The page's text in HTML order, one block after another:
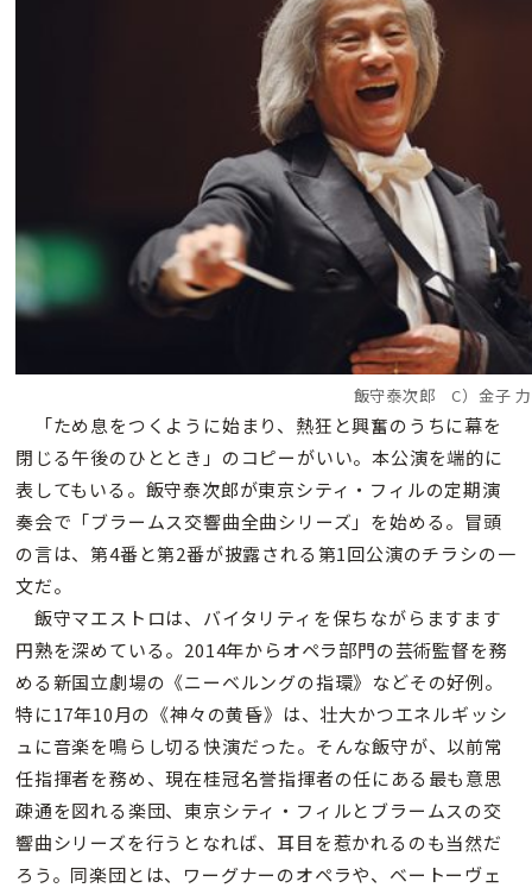
飯守泰次郎 C）金子 力
「ため息をつくように始まり、熱狂と興奮のうちに幕を
閉じる午後のひととき」のコピーがいい。本公演を端的に
表してもいる。飯守泰次郎が東京シティ・フィルの定期演
奏会で「ブラームス交響曲全曲シリーズ」を始める。冒頭
の言は、第4番と第2番が披露される第1回公演のチラシの一
文だ。
飯守マエストロは、バイタリティを保ちながらますます
円熟を深めている。2014年からオペラ部門の芸術監督を務
める新国立劇場の《ニーベルングの指環》などその好例。
特に17年10月の《神々の黄昏》は、壮大かつエネルギッシ
ュに音楽を鳴らし切る快演だった。そんな飯守が、以前常
任指揮者を務め、現在桂冠名誉指揮者の任にある最も意思
疎通を図れる楽団、東京シティ・フィルとブラームスの交
響曲シリーズを行うとなれば、耳目を惹かれるのも当然だ
ろう。同楽団とは、ワーグナーのオペラや、ベートーヴェ